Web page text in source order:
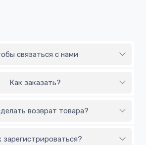
связаться с нами
Как заказать?
возврат товара?
зарегистрироваться?